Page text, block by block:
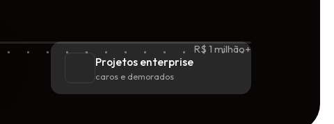
Projetos enterprise
caros e demorados
R$ 1 milhão+